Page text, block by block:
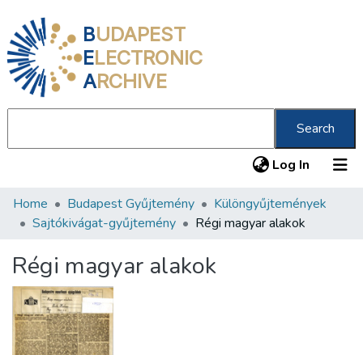
BUDAPEST
ELECTRONIC
ARCHIVE
Search
Log In (current)
Communities & Collections
Statistics
About us
Home Budapest Gyűjtemény
Különgyűjtemények
Sajtókivágat-gyűjtemény
Régi magyar alakok
Régi magyar alakok